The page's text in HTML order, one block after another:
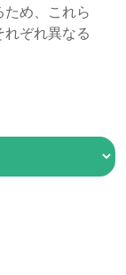
ため、これら
ぞれ異なる